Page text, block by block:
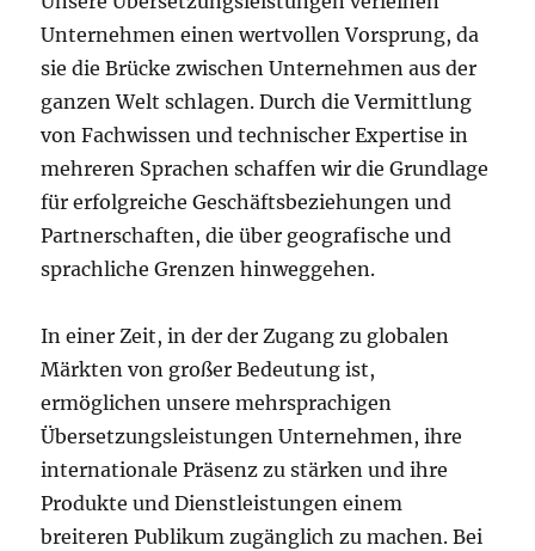
Unternehmen einen wertvollen Vorsprung, da
sie die Brücke zwischen Unternehmen aus der
ganzen Welt schlagen. Durch die Vermittlung
von Fachwissen und technischer Expertise in
mehreren Sprachen schaffen wir die Grundlage
für erfolgreiche Geschäftsbeziehungen und
Partnerschaften, die über geografische und
sprachliche Grenzen hinweggehen.
In einer Zeit, in der der Zugang zu globalen
Märkten von großer Bedeutung ist,
ermöglichen unsere mehrsprachigen
Übersetzungsleistungen Unternehmen, ihre
internationale Präsenz zu stärken und ihre
Produkte und Dienstleistungen einem
breiteren Publikum zugänglich zu machen. Bei